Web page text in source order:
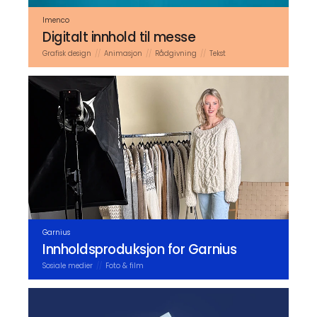
Imenco
Digitalt innhold til messe
Grafisk design Animasjon Rådgivning Tekst
Garnius
Innholds­produksjon for Garnius
Sosiale medier Foto & film